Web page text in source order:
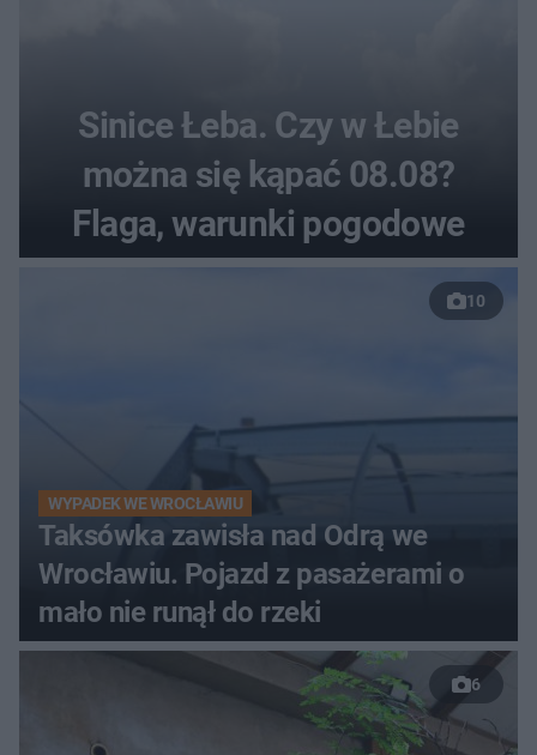
Sinice Łeba. Czy w Łebie
można się kąpać 08.08?
Flaga, warunki pogodowe
10
WYPADEK WE WROCŁAWIU
Taksówka zawisła nad Odrą we
Wrocławiu. Pojazd z pasażerami o
mało nie runął do rzeki
6